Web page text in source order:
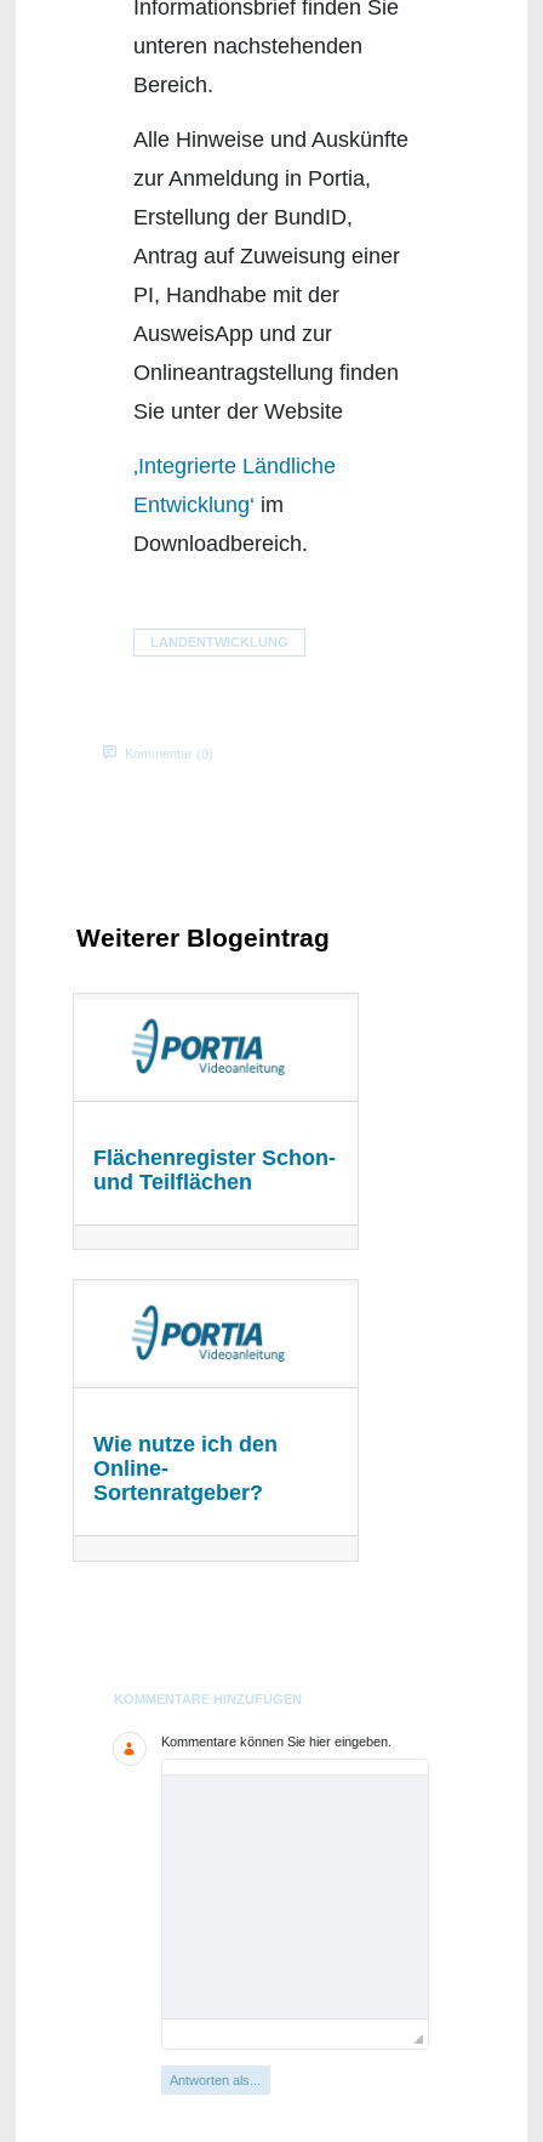
Informationsbrief finden Sie
unteren nachstehenden
Bereich.
Alle Hinweise und Auskünfte
zur Anmeldung in Portia,
Erstellung der BundID,
Antrag auf Zuweisung einer
PI, Handhabe mit der
AusweisApp und zur
Onlineantragstellung finden
Sie unter der Website
‚Integrierte Ländliche
Entwicklung‘ im
Downloadbereich.
LANDENTWICKLUNG
Kommentar (0)
Weiterer Blogeintrag
Flächenregister Schon-
und Teilflächen
Wie nutze ich den
Online-
Sortenratgeber?
Blogs
KOMMENTARE HINZUFÜGEN
Kommentare können Sie hier eingeben.
Antworten als...